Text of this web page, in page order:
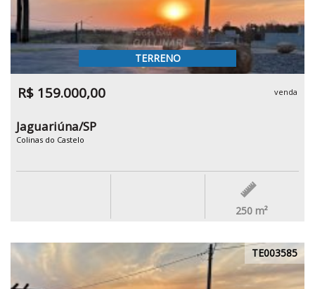
TERRENO
R$ 159.000,00 venda
Jaguariúna/SP
Colinas do Castelo
250 m²
TE003585